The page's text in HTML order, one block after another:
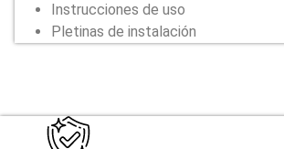
Instrucciones de uso
Pletinas de instalación